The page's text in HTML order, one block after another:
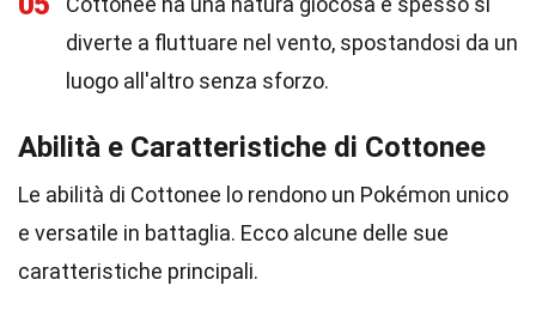
diverte a fluttuare nel vento, spostandosi da un
luogo all'altro senza sforzo.
Abilità e Caratteristiche di Cottonee
Le abilità di Cottonee lo rendono un Pokémon unico
e versatile in battaglia. Ecco alcune delle sue
caratteristiche principali.